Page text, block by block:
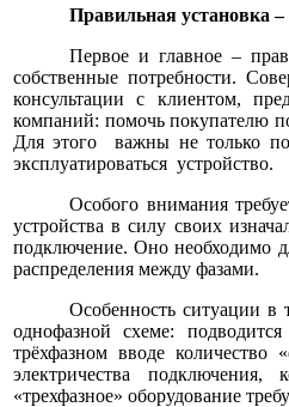
Правильная установка –
Первое и главное –
собственные потребности.
консультации с клиентом,
компаний: помочь покупателю
Для этого важны не только
эксплуатироваться устройство.
Особого внимания
устройства в силу своих
подключение. Оно необходимо
распределения между фазами.
Особенность ситуации в
однофазной схеме:
трёхфазном вводе количество
электричества подключения,
«трехфазное» оборудование